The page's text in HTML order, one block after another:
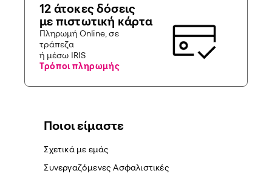
Ποιοι είμαστε
Σχετικά με εμάς
Συνεργαζόμενες Ασφαλιστικές
12 άτοκες δόσεις
με πιστωτική κάρτα
Πληρωμή Online, σε
τράπεζα
ή μέσω IRIS
Τρόποι πληρωμής